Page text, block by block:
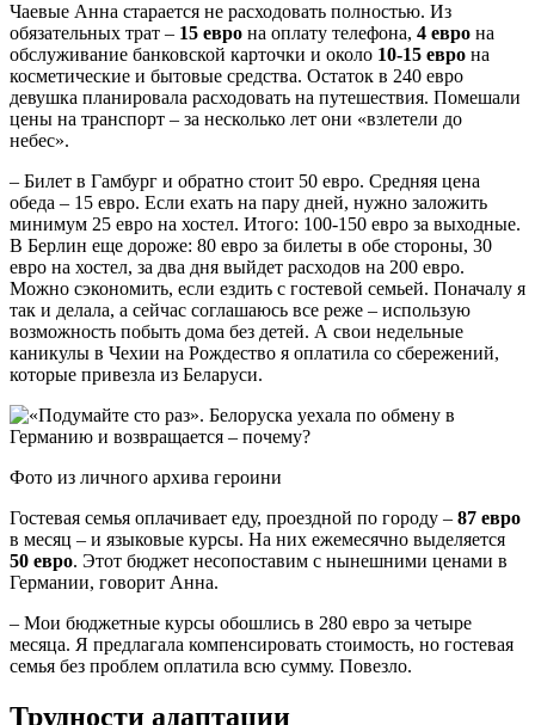
Чаевые Анна старается не расходовать полностью. Из
обязательных трат – 15 евро на оплату телефона, 4 евро на
обслуживание банковской карточки и около 10-15 евро на
косметические и бытовые средства. Остаток в 240 евро
девушка планировала расходовать на путешествия. Помешали
цены на транспорт – за несколько лет они «взлетели до
небес».
– Билет в Гамбург и обратно стоит 50 евро. Средняя цена
обеда – 15 евро. Если ехать на пару дней, нужно заложить
минимум 25 евро на хостел. Итого: 100-150 евро за выходные.
В Берлин еще дороже: 80 евро за билеты в обе стороны, 30
евро на хостел, за два дня выйдет расходов на 200 евро.
Можно сэкономить, если ездить с гостевой семьей. Поначалу я
так и делала, а сейчас соглашаюсь все реже – использую
возможность побыть дома без детей. А свои недельные
каникулы в Чехии на Рождество я оплатила со сбережений,
которые привезла из Беларуси.
Фото из личного архива героини
Гостевая семья оплачивает еду, проездной по городу – 87 евро
в месяц – и языковые курсы. На них ежемесячно выделяется
50 евро. Этот бюджет несопоставим с нынешними ценами в
Германии, говорит Анна.
– Мои бюджетные курсы обошлись в 280 евро за четыре
месяца. Я предлагала компенсировать стоимость, но гостевая
семья без проблем оплатила всю сумму. Повезло.
Трудности адаптации